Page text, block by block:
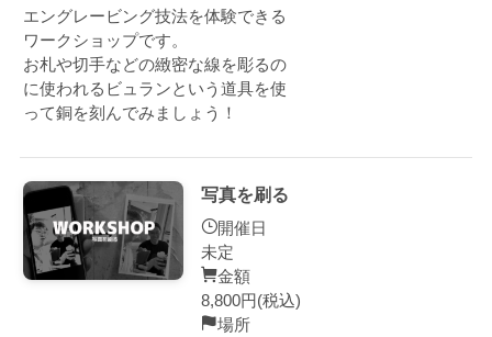
エングレービング技法を体験できる
ワークショップです。
お札や切手などの緻密な線を彫るの
に使われるビュランという道具を使
って銅を刻んでみましょう！
写真を刷る
開催日
未定
金額
8,800円(税込)
場所